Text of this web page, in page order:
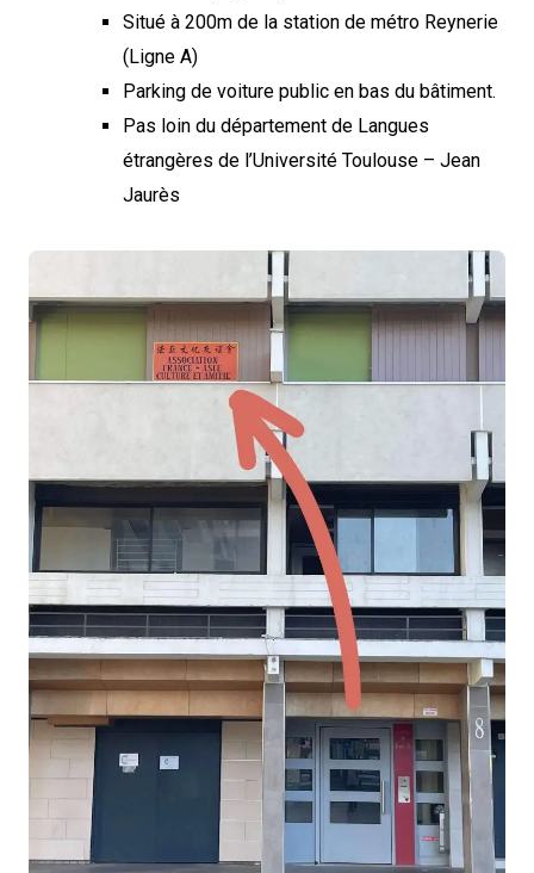
Situé à 200m de la station de métro Reynerie
(Ligne A)
Parking de voiture public en bas du bâtiment.
Pas loin du département de Langues
étrangères de l’Université Toulouse – Jean
Jaurès